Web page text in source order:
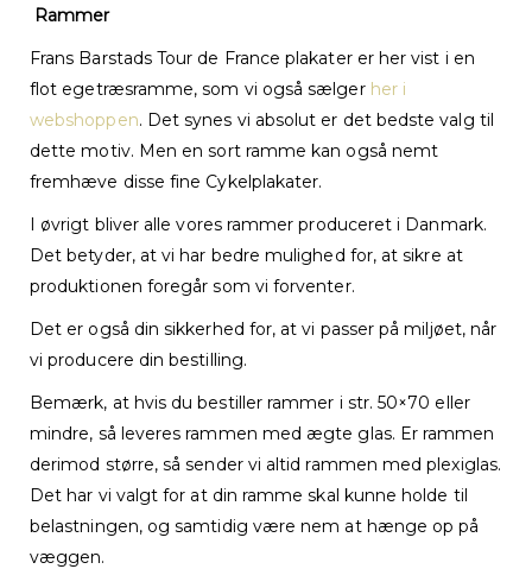
Rammer
Frans Barstads Tour de France plakater er her vist i en
flot egetræsramme, som vi også sælger her i
webshoppen. Det synes vi absolut er det bedste valg til
dette motiv. Men en sort ramme kan også nemt
fremhæve disse fine Cykelplakater.
I øvrigt bliver alle vores rammer produceret i Danmark.
Det betyder, at vi har bedre mulighed for, at sikre at
produktionen foregår som vi forventer.
Det er også din sikkerhed for, at vi passer på miljøet, når
vi producere din bestilling.
Bemærk, at hvis du bestiller rammer i str. 50×70 eller
mindre, så leveres rammen med ægte glas. Er rammen
derimod større, så sender vi altid rammen med plexiglas.
Det har vi valgt for at din ramme skal kunne holde til
belastningen, og samtidig være nem at hænge op på
væggen.